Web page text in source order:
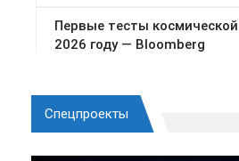
Спецпроекты